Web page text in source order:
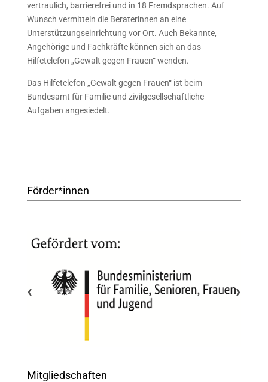
vertraulich, barrierefrei und in 18 Fremdsprachen. Auf
Wunsch vermitteln die Beraterinnen an eine
Unterstützungseinrichtung vor Ort. Auch Bekannte,
Angehörige und Fachkräfte können sich an das
Hilfetelefon „Gewalt gegen Frauen“ wenden.
Das Hilfetelefon „Gewalt gegen Frauen“ ist beim
Bundesamt für Familie und zivilgesellschaftliche
Aufgaben angesiedelt.
Förder*innen
‹ ›
Mitgliedschaften